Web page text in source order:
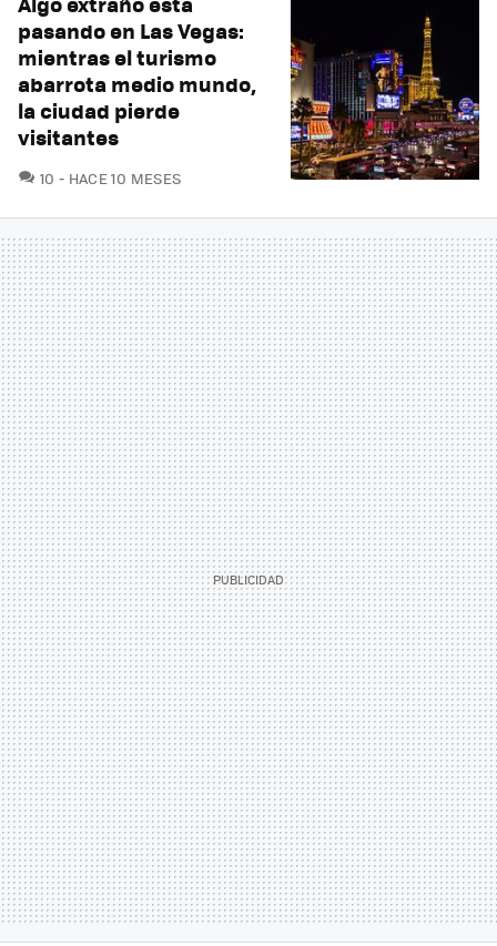
pasando en Las Vegas:
mientras el turismo
abarrota medio mundo,
la ciudad pierde
visitantes
10 COMENTARIOS
HACE 10 MESES